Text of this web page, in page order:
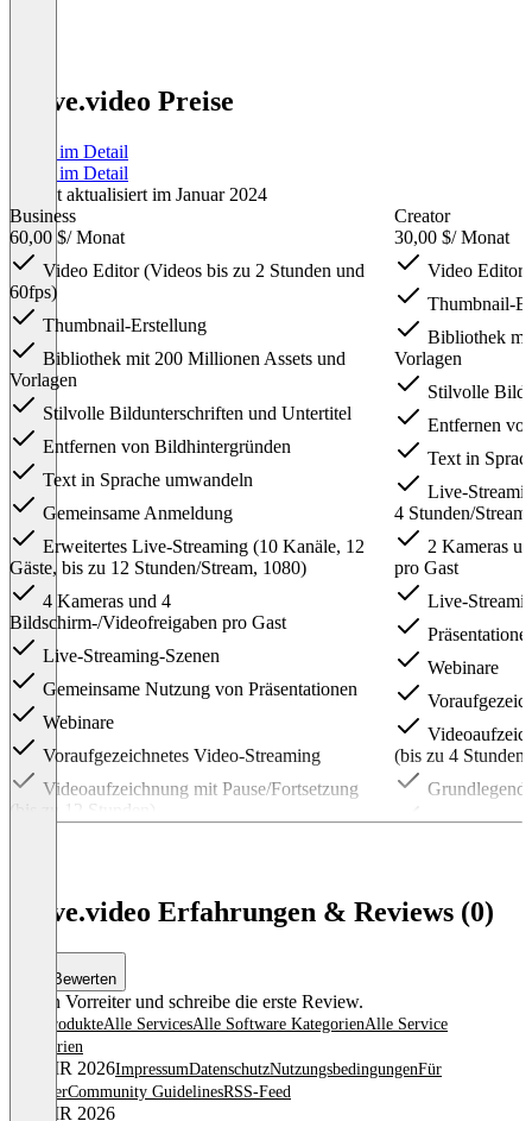
Wave.video Preise
Preise im Detail
Preise im Detail
Zuletzt aktualisiert im Januar 2024
Business
60,00 $/ Monat
Video Editor (Videos bis zu 2 Stunden und
60fps)
Thumbnail-Erstellung
Bibliothek mit 200 Millionen Assets und
Vorlagen
Stilvolle Bildunterschriften und Untertitel
Entfernen von Bildhintergründen
Text in Sprache umwandeln
Gemeinsame Anmeldung
Erweitertes Live-Streaming (10 Kanäle, 12
Gäste, bis zu 12 Stunden/Stream, 1080)
4 Kameras und 4
Bildschirm-/Videofreigaben pro Gast
Live-Streaming-Szenen
Gemeinsame Nutzung von Präsentationen
Webinare
Voraufgezeichnetes Video-Streaming
Videoaufzeichnung mit Pause/Fortsetzung
(bis zu 12 Stunden)
Tools (200 Einbettungen, 500 Gb/Monat Traffic,
500 Gb Speicherplatz)
Creator
30,00 $/ Monat
Video Editor
Thumbnail-
Bibliothek
Vorlagen
Stilvolle
Entfernen
Text in
Live-
4 Stunden/
2 Kameras
pro Gast
Live-
Webinare
(bis zu 4 Stunden)
Video-
Wave.video Erfahrungen & Reviews (0)
Bewerten
Sei ein Vorreiter und schreibe die erste Review.
Alle ProdukteAlle ServicesAlle Software KategorienAlle Service
Kategorien
© OMR 2026ImpressumDatenschutzNutzungsbedingungenFür
AnbieterCommunity GuidelinesRSS-Feed
© OMR 2026